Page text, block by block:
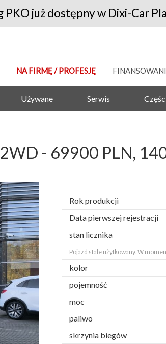
PKO już dostępny w Dixi-Car
NA FIRMĘ / PROFESJĘ
Używane Serwis
- 69900 PLN,
Rok produkcji
Data pierwszej rejestracji
stan licznika
Pojazd stale użytkowany. W
kolor
pojemność
moc
paliwo
skrzynia biegów